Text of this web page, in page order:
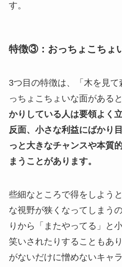
す。
特徴③：おっちょこちょ
3つ目の特徴は、「木を見
っちょこちょいな面がある
かりしている人は要領よく
反面、小さな利益にばかり
っと大きなチャンスや本質
まうことがあります。
些細なところで得をしよう
な視野が狭くなってしまう
りから「またやってる」と
笑いされたりすることもあ
がないだけに憎めないキャ